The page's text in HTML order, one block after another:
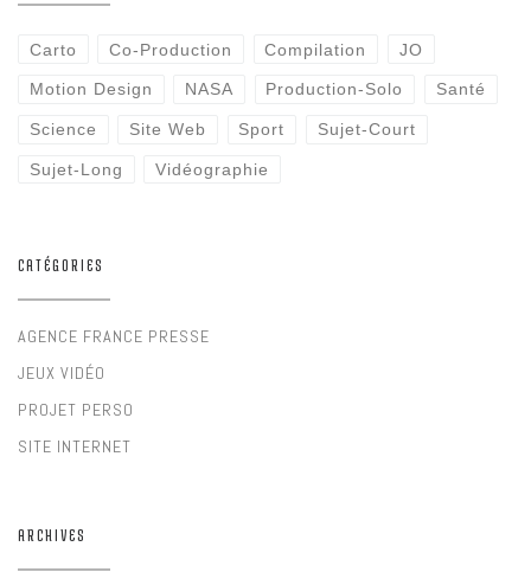
Carto Co-Production Compilation JO
Motion Design NASA Production-Solo Santé
Science Site Web Sport Sujet-Court
Sujet-Long Vidéographie
CATÉGORIES
AGENCE FRANCE PRESSE
JEUX VIDÉO
PROJET PERSO
SITE INTERNET
ARCHIVES